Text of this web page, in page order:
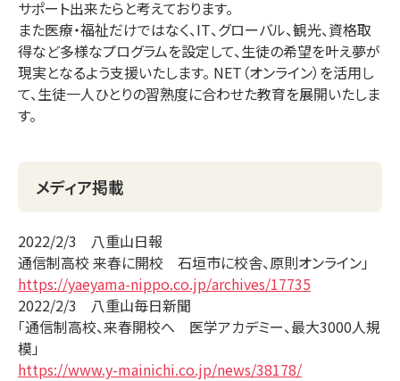
サポート出来たらと考えております。
また医療・福祉だけではなく、IT、グローバル、観光、資格取
得など多様なプログラムを設定して、生徒の希望を叶え夢が
現実となるよう支援いたします。 NET（オンライン）を活用し
て、生徒一人ひとりの習熟度に合わせた教育を展開いたしま
す。
メディア掲載
2022/2/3 八重山日報
通信制高校 来春に開校 石垣市に校舎、原則オンライン」
https://yaeyama-nippo.co.jp/archives/17735
2022/2/3 八重山毎日新聞
「通信制高校、来春開校へ 医学アカデミー、最大3000人規
模」
https://www.y-mainichi.co.jp/news/38178/